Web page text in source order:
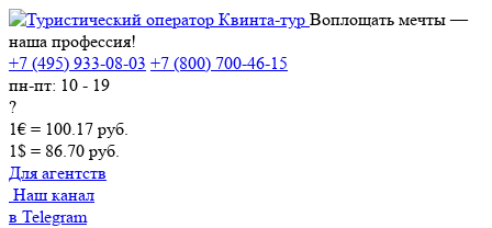
Воплощать мечты —
наша профессия!
+7 (495) 933-08-03 +7 (800) 700-46-15
пн-пт: 10 - 19
?
1€ = 100.17 руб.
1$ = 86.70 руб.
Для агентств
Наш канал
в Telegram